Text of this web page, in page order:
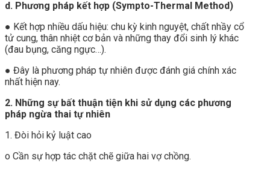
d. Phương pháp kết hợp (Sympto-Thermal Method)
● Kết hợp nhiều dấu hiệu: chu kỳ kinh nguyệt, chất nhầy cổ
tử cung, thân nhiệt cơ bản và những thay đổi sinh lý khác
(đau bụng, căng ngực…).
● Đây là phương pháp tự nhiên được đánh giá chính xác
nhất hiện nay.
2. Những sự bất thuận tiện khi sử dụng các phương
pháp ngừa thai tự nhiên
1. Đòi hỏi kỷ luật cao
o Cần sự hợp tác chặt chẽ giữa hai vợ chồng.